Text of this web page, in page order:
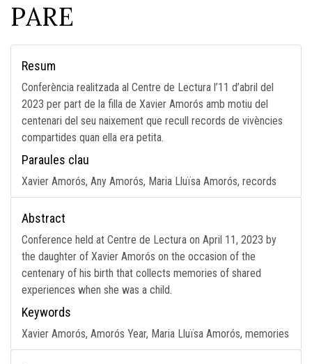
PARE
Resum
Conferència realitzada al Centre de Lectura l’11 d’abril del
2023 per part de la filla de Xavier Amorós amb motiu del
centenari del seu naixement que recull records de vivències
compartides quan ella era petita.
Paraules clau
Xavier Amorós, Any Amorós, Maria Lluïsa Amorós, records
Abstract
Conference held at Centre de Lectura on April 11, 2023 by
the daughter of Xavier Amorós on the occasion of the
centenary of his birth that collects memories of shared
experiences when she was a child.
Keywords
Xavier Amorós, Amorós Year, Maria Lluïsa Amorós, memories